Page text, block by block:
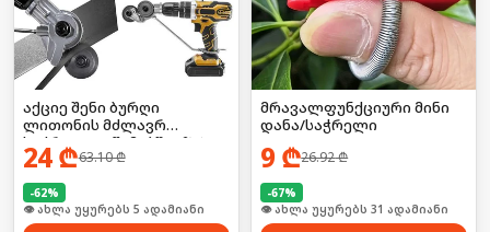
აქციე შენი ბურღი
ლითონის მძლავრ
საჭრელად წამებში! 🛠️⚡
24₾63.10₾
-62%
🛒 ბოლო 24სთ-ში იყიდა 8-მა
მრავალფუნქციური მინი
დანა/საჭრელი
9 ₾26.92₾
-67%
🛒 ბოლო 24სთ-ში იყიდა 41-მა